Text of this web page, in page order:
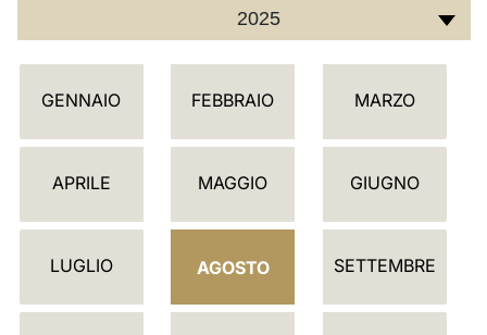
2025
C
L
D
R
GENNAIO FEBBRAIO MARZO
APRILE MAGGIO GIUGNO
LUGLIO AGOSTO SETTEMBRE